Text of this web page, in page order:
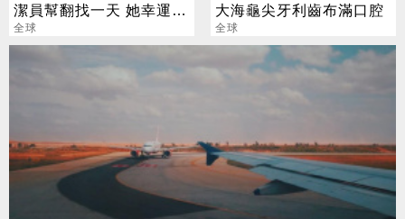
潔員幫翻找一天 她幸運撿
回3700萬
全球
大海龜尖牙利齒布滿口腔
全球